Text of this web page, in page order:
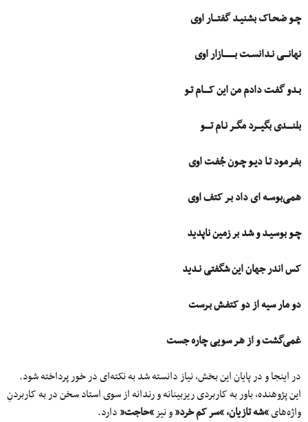
چـو ضحـاک بشنیـد گفتـــار اوی
نهانـــی نـدانســت بــــــــازار اوی
بـدو گفـت دادم من این کــــام تـو
بلنــــدی بگیـــرد مگــر نـام تــــو
بفـرمود تـا دیـو چـون جُفـت اوی
همی‌بوسـه ای داد بـر کتف اوی
چـو بوسیـد و شد بر زمین ناپدید
کس اندر جهان این شگفتی نـدید
دو مار سیه از دو کتفـش بـرست
غمی‌گشت و از هـر سویی چاره جست
در اینجا و در پایان این بخش، نیاز دانسته شد به نکته‌ای در خور پرداخته شود.
این پژوهنده، باور به کاربردی ریزبینانه و رندانه از سوی استاد سخن در به کاربردنِ
واژه‌های“شه تازیان، “سر کم خرد”و نیز“حاجت”دارد.